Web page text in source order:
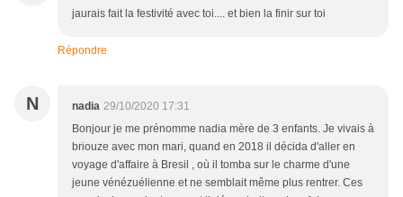
jaurais fait la festivité avec toi.... et bien la finir sur toi
Répondre
N nadia 29/10/2020 17:31
Bonjour je me prénomme nadia mère de 3 enfants. Je vivais à
briouze avec mon mari, quand en 2018 il décida d'aller en
voyage d'affaire à Bresil , où il tomba sur le charme d'une
jeune vénézuélienne et ne semblait même plus rentrer. Ces